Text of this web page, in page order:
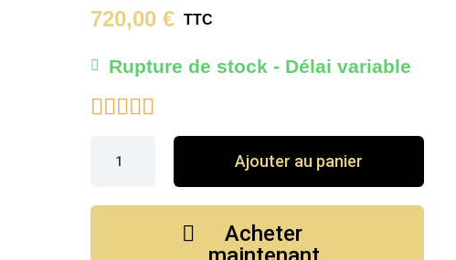
720,00 € TTC
Rupture de stock - Délai variable
    
Ajouter au panier
Acheter